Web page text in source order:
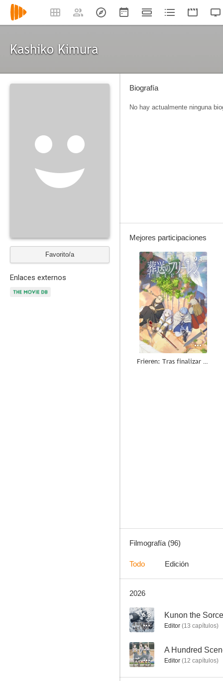
Kashiko Kimura
Favorito/a
Enlaces externos
Biografía
No hay actualmente ninguna
Mejores participaciones
9.1
Frieren: Tras finalizar el viaje
Filmografía (96)
Todo Edición
2026
6.3 Kunon the
Editor (13 capítulos)
-- A Hundred
Editor (12 capítulos)